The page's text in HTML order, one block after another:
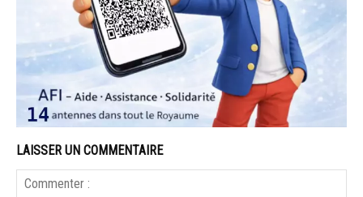
LAISSER UN COMMENTAIRE